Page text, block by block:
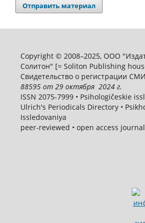
Отправить материал
Copyright © 2008–2025, ООО
Солитон" [= Soliton Publishing
Свидетельство о регистрации
88595от 29 октября 2024 г.
ISSN 2075-7999 • Psihologičeskie
Ulrich's Periodicals Directory •
Issledovaniya
peer-reviewed • open access journal